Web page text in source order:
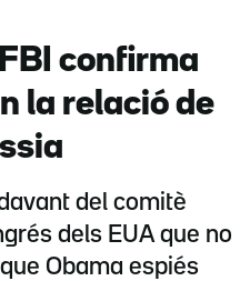
confirma
la relació de
del comitè
dels EUA que no
Obama espiés